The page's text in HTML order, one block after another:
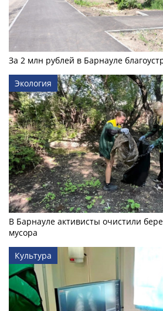
За 2 млн рублей в Барнауле
Экология
В Барнауле активисты очистили
мусора
Культура